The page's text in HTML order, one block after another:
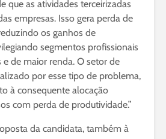
que as atividades terceirizadas
empresas. Isso gera perda de
os ganhos de
segmentos profissionais
e de maior renda. O setor de
por esse tipo de problema,
à consequente alocação
com perda de produtividade.”
da candidata, também à